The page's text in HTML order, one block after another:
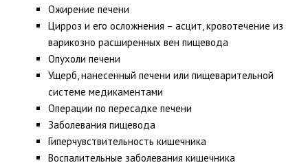
Ожирение печени
Цирроз и его осложнения – асцит, кровотечение из
варикозно расширенных вен пищевода
Опухоли печени
Ущерб, нанесенный печени или пищеварительной
системе медикаментами
Операции по пересадке печени
Заболевания пищевода
Гиперчувствительность кишечника
Воспалительные заболевания кишечника